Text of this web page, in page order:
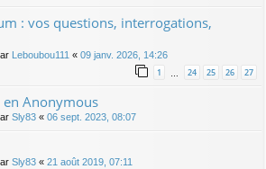
: vos questions, interrogations,
Leboubou111 « 09 janv. 2026, 14:26
1 … 24 25 26 27
en Anonymous
Sly83 « 06 sept. 2023, 08:07
Sly83 « 21 août 2019, 07:11